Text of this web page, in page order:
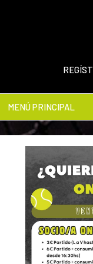
MENÚ PRINCIPAL